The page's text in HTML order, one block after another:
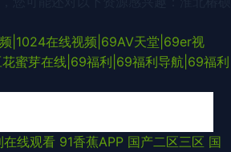
|1024在线视频|69AV天堂|69er视
蜜芽在线|69福利|69福利导航|69福利
网 蜜桃社一区二区 欧美美妖做爱TS 久久亚洲熟
在线观看 91香蕉APP 国产二区三区 国